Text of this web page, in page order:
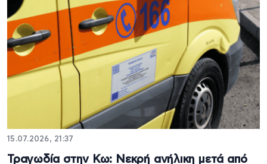
15.07.2026, 21:37
Τραγωδία στην Κω: Νεκρή ανήλικη μετά από